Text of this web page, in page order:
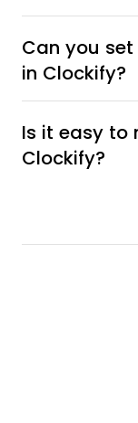
Can you
in Clockify?
Is it easy to
Clockify?